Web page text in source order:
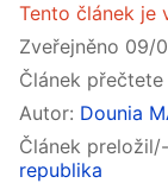
Tento článek je
Zveřejněno 09/
Článek
Autor: Dounia
Článek
republika